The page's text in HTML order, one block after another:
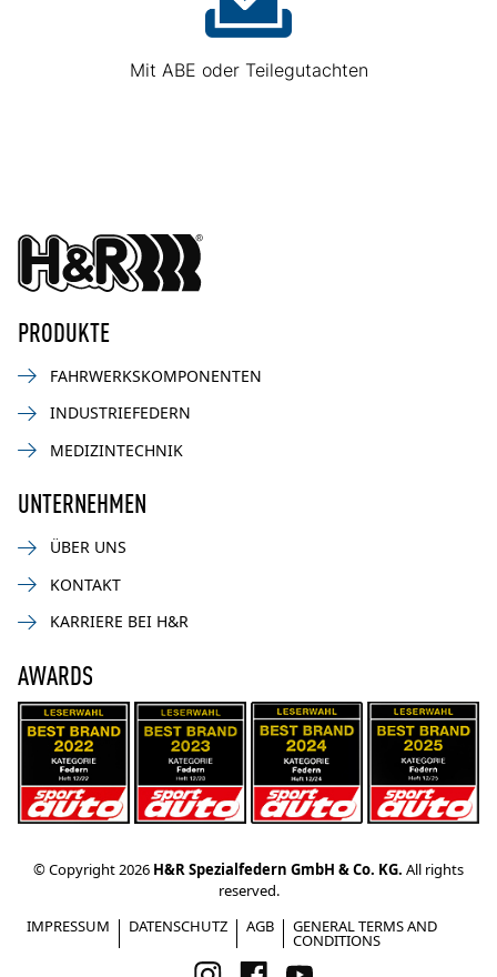
Mit ABE oder Teilegutachten
PRODUKTE
FAHRWERKSKOMPONENTEN
INDUSTRIEFEDERN
MEDIZINTECHNIK
UNTERNEHMEN
ÜBER UNS
KONTAKT
KARRIERE BEI H&R
AWARDS
© Copyright 2026 H&R Spezialfedern GmbH & Co. KG. All rights
reserved.
IMPRESSUM
DATENSCHUTZ AGB GENERAL TERMS AND
CONDITIONS